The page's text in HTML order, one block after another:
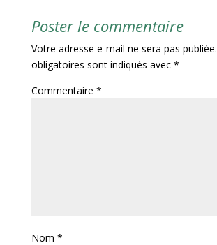
Poster le commentaire
Votre adresse e-mail ne sera pas publiée.
obligatoires sont indiqués avec *
Commentaire *
Nom *